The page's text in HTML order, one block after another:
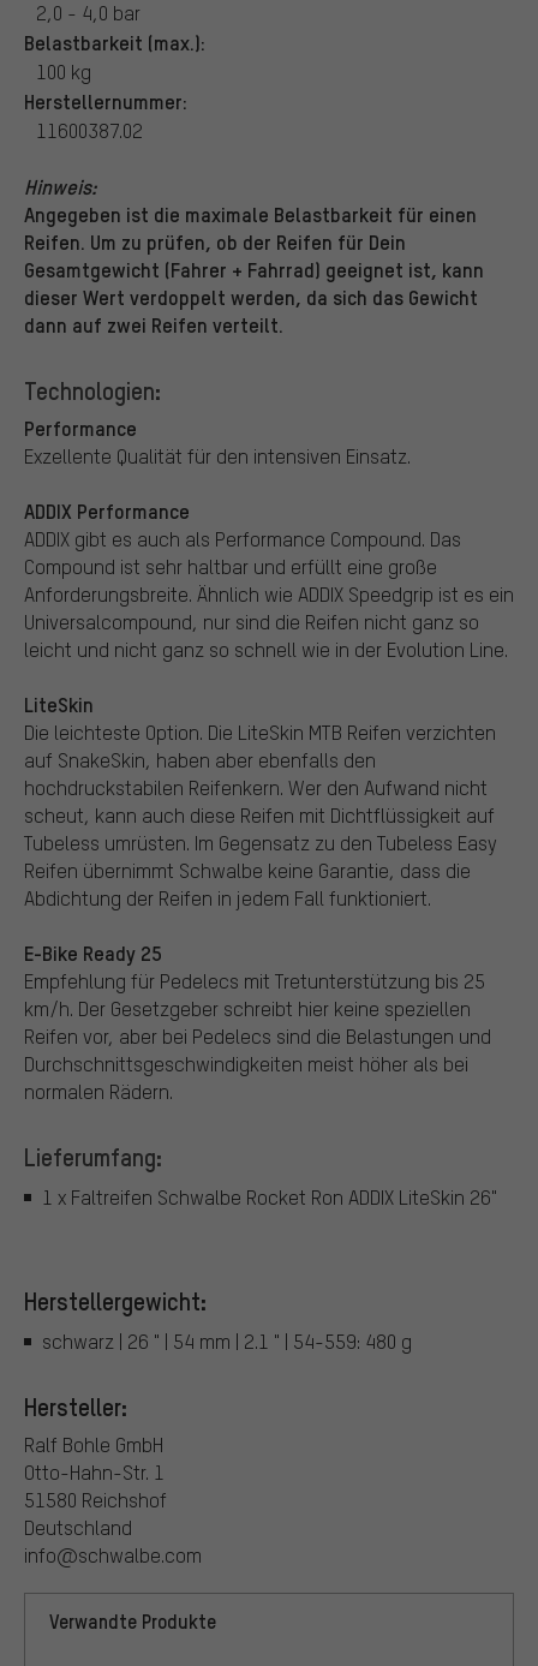
2,0 - 4,0 bar
Belastbarkeit (max.):
100 kg
Herstellernummer:
11600387.02
Hinweis:
Angegeben ist die maximale Belastbarkeit für einen
Reifen. Um zu prüfen, ob der Reifen für Dein
Gesamtgewicht (Fahrer + Fahrrad) geeignet ist, kann
dieser Wert verdoppelt werden, da sich das Gewicht
dann auf zwei Reifen verteilt.
Technologien:
Performance
Exzellente Qualität für den intensiven Einsatz.
ADDIX Performance
ADDIX gibt es auch als Performance Compound. Das
Compound ist sehr haltbar und erfüllt eine große
Anforderungsbreite. Ähnlich wie ADDIX Speedgrip ist es ein
Universalcompound, nur sind die Reifen nicht ganz so
leicht und nicht ganz so schnell wie in der Evolution Line.
LiteSkin
Die leichteste Option. Die LiteSkin MTB Reifen verzichten
auf SnakeSkin, haben aber ebenfalls den
hochdruckstabilen Reifenkern. Wer den Aufwand nicht
scheut, kann auch diese Reifen mit Dichtflüssigkeit auf
Tubeless umrüsten. Im Gegensatz zu den Tubeless Easy
Reifen übernimmt Schwalbe keine Garantie, dass die
Abdichtung der Reifen in jedem Fall funktioniert.
E-Bike Ready 25
Empfehlung für Pedelecs mit Tretunterstützung bis 25
km/h. Der Gesetzgeber schreibt hier keine speziellen
Reifen vor, aber bei Pedelecs sind die Belastungen und
Durchschnittsgeschwindigkeiten meist höher als bei
normalen Rädern.
Lieferumfang:
1 x Faltreifen Schwalbe Rocket Ron ADDIX LiteSkin 26"
Herstellergewicht:
schwarz | 26 " | 54 mm | 2.1 " | 54-559: 480 g
Hersteller:
Ralf Bohle GmbH
Otto-Hahn-Str. 1
51580 Reichshof
Deutschland
info@schwalbe.com
Verwandte Produkte